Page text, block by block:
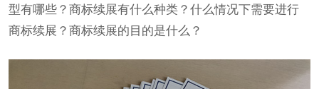
型有哪些？商标续展有什么种类？什么情况下需要进行
商标续展？商标续展的目的是什么？